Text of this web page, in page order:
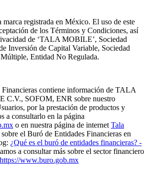
marca registrada en México. El uso de este
de los Términos y Condiciones, así
de ‘TALA MOBILE’, Sociedad
Inversión de Capital Variable, Sociedad
Entidad No Regulada.
contiene información de TALA
C.V., SOFOM, ENR sobre nuestro
por la prestación de productos y
a consultarlo en la página
o en nuestra página de internet Tala
el Buró de Entidades Financieras en
¿Qué es el buró de entidades financieras? -
a consultar más sobre el sector financiero
https://www.buro.gob.mx